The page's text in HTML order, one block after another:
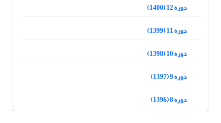
دوره 12 (1400)
دوره 11 (1399)
دوره 10 (1398)
دوره 9 (1397)
دوره 8 (1396)